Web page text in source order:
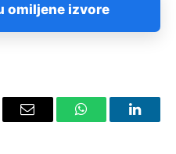
omiljene izvore
Email WhatsApp